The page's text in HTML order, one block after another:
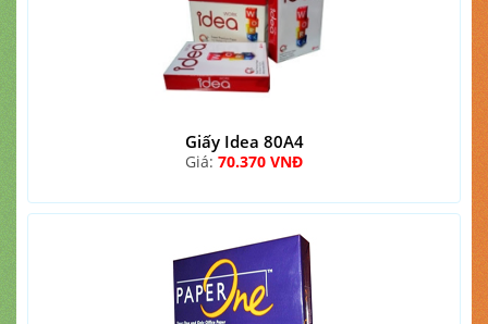
Giấy Idea 80A4
Giá: 70.370 VNĐ